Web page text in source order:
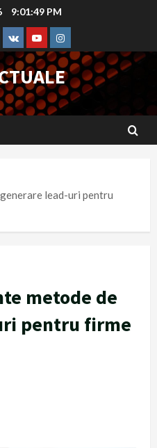
9:01:50 PM
VK YoutubeInstagram
lead-uri pentru
metode de
pentru firme